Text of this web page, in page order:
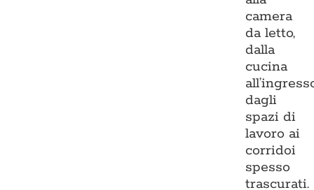
camera
da letto,
dalla
cucina
dagli
spazi di
lavoro ai
corridoi
spesso
trascurati.